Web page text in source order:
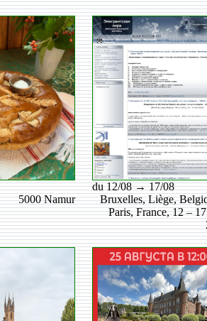
5000 Namur
du 12/08 → 17/08
Bruxelles, Liège,
Paris, France, 12 –